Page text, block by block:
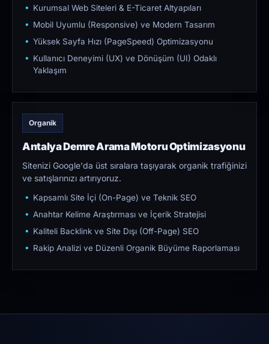
Kurumsal Web Siteleri & E-Ticaret Altyapıları
Mobil Uyumlu (Responsive) ve Modern Tasarım
Yüksek Sayfa Hızı (PageSpeed) Optimizasyonu
Kullanıcı Deneyimi (UX) ve Dönüşüm (UI) Odaklı
Yaklaşım
Organik
Antalya Demre Arama Motoru Optimizasyonu
Sitenizi Google'da üst sıralara taşıyarak organik trafiğinizi
ve satışlarınızı artırıyoruz.
Kapsamlı Site İçi (On-Page) ve Teknik SEO
Anahtar Kelime Araştırması ve İçerik Stratejisi
Kaliteli Backlink ve Site Dışı (Off-Page) SEO
Rakip Analizi ve Düzenli Organik Büyüme Raporlaması